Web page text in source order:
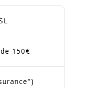
150€